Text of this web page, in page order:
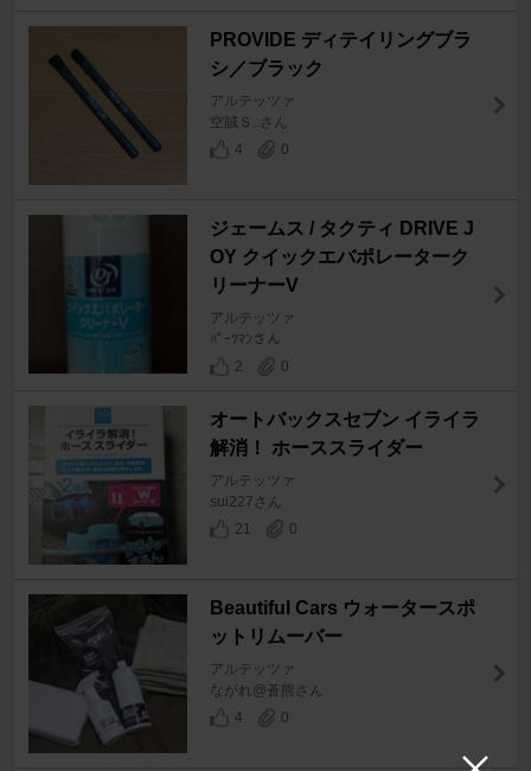
PROVIDE ディテイリングブラ
シ／ブラック
アルテッツァ
空賊Ｓ..さん
4
0
ジェームス / タクティ DRIVE J
OY クイックエバポレーターク
リーナーV
アルテッツァ
ﾊﾟｰﾂﾏﾝさん
2
0
オートバックスセブン イライラ
解消！ ホーススライダー
アルテッツァ
sui227さん
21
0
Beautiful Cars ウォータースポ
ットリムーバー
アルテッツァ
ながれ@蒼熊さん
4
0